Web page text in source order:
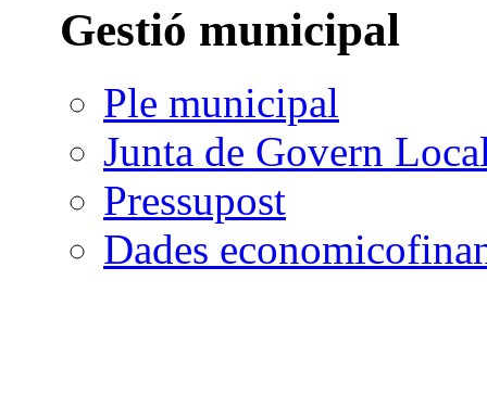
Gestió municipal
Ple municipal
Junta de Govern
Pressupost
Dades